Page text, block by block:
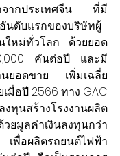
จากประเทศจีน ที่มี
นดับแรกของบริษัทผู้
ใหม่ทั่วโลก ด้วยยอด
คันต่อปี และมี
นยอดขาย เพิ่มเฉลี่ย
มื่อปี 2566 ทาง GAC
ทุนสร้างโรงงานผลิต
ยมูลค่าเงินลงทุนกว่า
พื่อผลิตรถยนต์ไฟฟ้า